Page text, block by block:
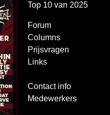
Top 10 van 2025
Forum
Columns
Prijsvragen
Links
Contact info
Medewerkers